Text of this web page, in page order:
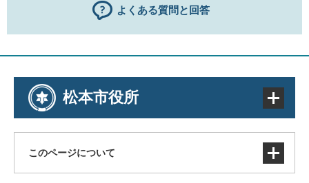
よくある質問と回答
松本市役所
このページについて